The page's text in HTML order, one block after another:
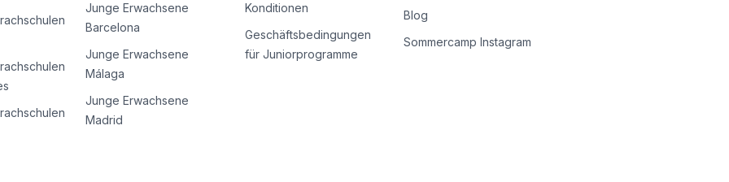
Junge Erwachsene
Barcelona
Junge Erwachsene
Málaga
Junge Erwachsene
Madrid
Konditionen
Geschäftsbedingungen
für Juniorprogramme
Blog
Sommercamp Instagram